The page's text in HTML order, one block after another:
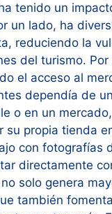
tenido un
un lado, ha
reduciendo la
del turismo.
el acceso al
dependía de
o en un
su propia tienda
con fotografías
directamente
solo genera
también